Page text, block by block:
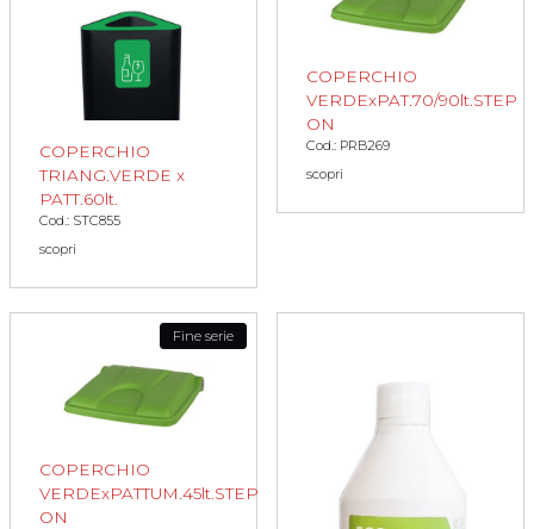
COPERCHIO
TRIANG.VERDE x
PATT.60lt.
Cod.: STC855
scopri
COPERCHIO
VERDExPAT.70/90lt.STEP
ON
Cod.: PRB269
scopri
Fine serie
COPERCHIO
VERDExPATTUM.45lt.STEP
ON